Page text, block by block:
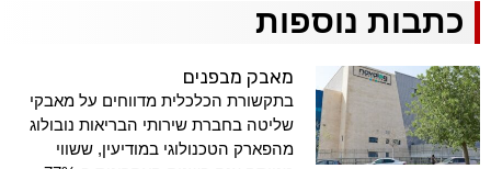
כתבות נוספות
מאבק מבפנים
בתקשורת הכלכלית מדווחים על מאבקי
שליטה בחברת שירותי הבריאות נובולוג
מהפארק הטכנולוגי במודיעין, ששווי